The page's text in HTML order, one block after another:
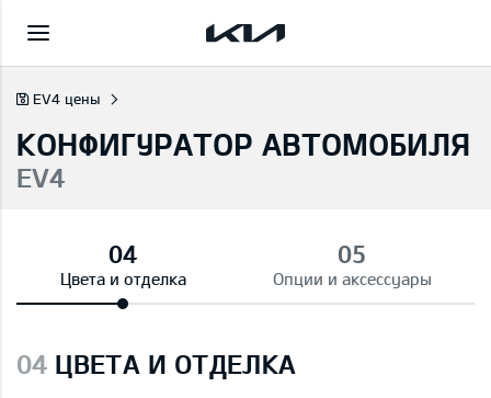
EV4 цены
КОНФИГУРАТОР АВТОМОБИЛЯ
EV4
Цвета и отделка Опции и аксессуары
04 ЦВЕТА И ОТДЕЛКА